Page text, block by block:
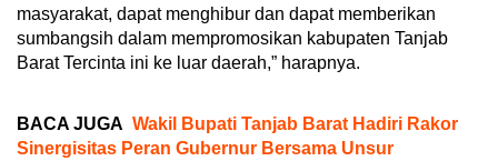
masyarakat, dapat menghibur dan dapat memberikan
sumbangsih dalam mempromosikan kabupaten Tanjab
Barat Tercinta ini ke luar daerah,” harapnya.
BACA JUGA Wakil Bupati Tanjab Barat Hadiri Rakor
Sinergisitas Peran Gubernur Bersama Unsur